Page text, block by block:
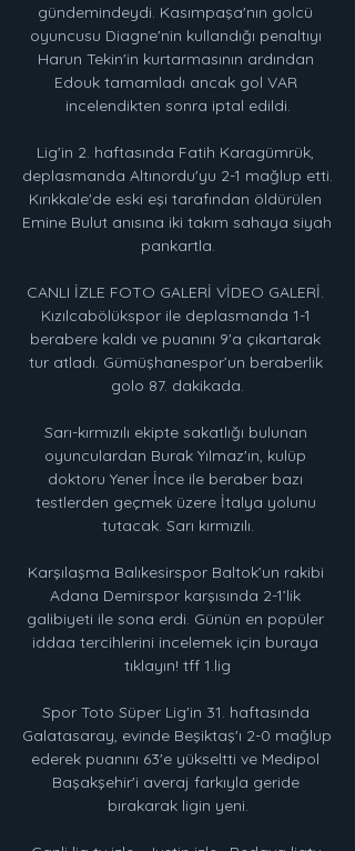
gündemindeydi. Kasımpaşa'nın golcü
oyuncusu Diagne'nin kullandığı penaltıyı
Harun Tekin'in kurtarmasının ardından
Edouk tamamladı ancak gol VAR
incelendikten sonra iptal edildi.
Lig'in 2. haftasında Fatih Karagümrük,
deplasmanda Altınordu'yu 2-1 mağlup etti.
Kırıkkale'de eski eşi tarafından öldürülen
Emine Bulut anısına iki takım sahaya siyah
pankartla.
CANLI İZLE FOTO GALERİ VİDEO GALERİ.
Kızılcabölükspor ile deplasmanda 1-1
berabere kaldı ve puanını 9'a çıkartarak
tur atladı. Gümüşhanespor’un beraberlik
golo 87. dakikada.
Sarı-kırmızılı ekipte sakatlığı bulunan
oyunculardan Burak Yılmaz'ın, kulüp
doktoru Yener İnce ile beraber bazı
testlerden geçmek üzere İtalya yolunu
tutacak. Sarı kırmızılı.
Karşılaşma Balıkesirspor Baltok’un rakibi
Adana Demirspor karşısında 2-1’lik
galibiyeti ile sona erdi. Günün en popüler
iddaa tercihlerini incelemek için buraya
tıklayın! tff 1.lig
Spor Toto Süper Lig'in 31. haftasında
Galatasaray, evinde Beşiktaş'ı 2-0 mağlup
ederek puanını 63'e yükseltti ve Medipol
Başakşehir'i averaj farkıyla geride
bırakarak ligin yeni.